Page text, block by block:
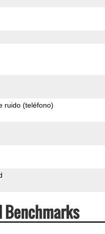
ruido (teléfono)
Benchmarks